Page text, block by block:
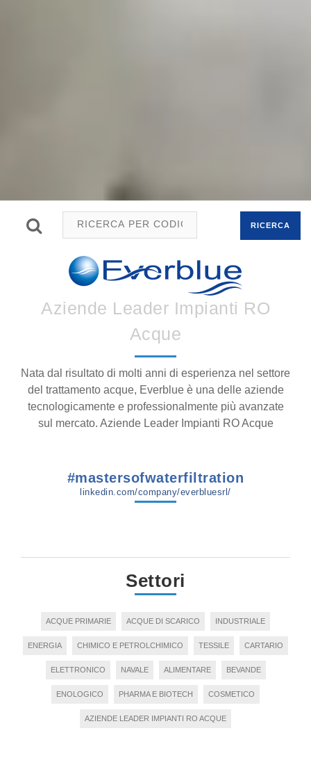
RICERCA
Aziende Leader Impianti RO
Acque
Nata dal risultato di molti anni di esperienza nel settore
del trattamento acque, Everblue è una delle aziende
tecnologicamente e professionalmente più avanzate
sul mercato. Aziende Leader Impianti RO Acque
#mastersofwaterfiltration
linkedin.com/company/everbluesrl/
Settori
ACQUE PRIMARIE ACQUE DI SCARICO INDUSTRIALE
ENERGIA CHIMICO E PETROLCHIMICO TESSILE CARTARIO
ELETTRONICO NAVALE ALIMENTARE BEVANDE
ENOLOGICO PHARMA E BIOTECH COSMETICO
AZIENDE LEADER IMPIANTI RO ACQUE